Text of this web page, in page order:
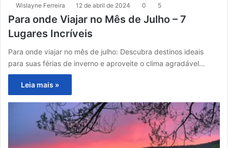
Wislayne Ferreira 12 de abril de 2024 0 5
Para onde Viajar no Mês de Julho – 7
Lugares Incríveis
Para onde viajar no mês de julho: Descubra destinos ideais
para suas férias de inverno e aproveite o clima agradável…
Leia mais »